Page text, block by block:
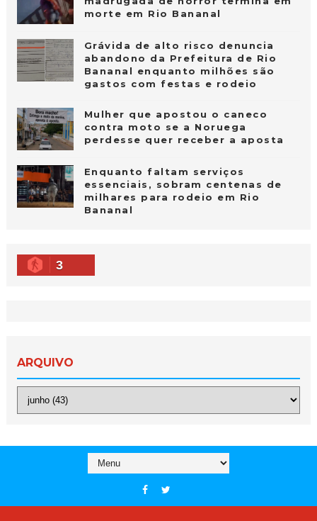
morte em Rio Bananal
Grávida de alto risco denuncia
abandono da Prefeitura de Rio
Bananal enquanto milhões são
gastos com festas e rodeio
Mulher que apostou o caneco
contra moto se a Noruega
perdesse quer receber a aposta
Enquanto faltam serviços
essenciais, sobram centenas de
milhares para rodeio em Rio
Bananal
3
ARQUIVO